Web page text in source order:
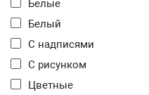
Белые
Белый
С надписями
С рисунком
Цветные